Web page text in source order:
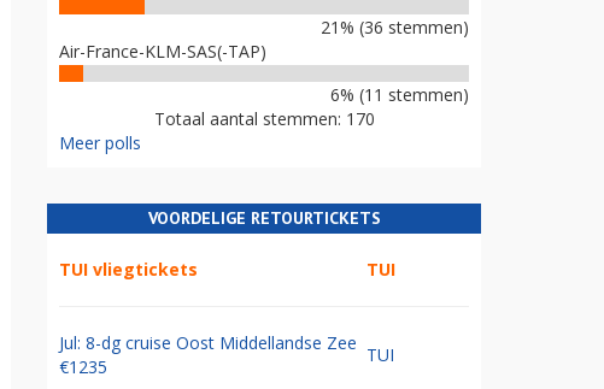
21% (36 stemmen)
Air-France-KLM-SAS(-TAP)
6% (11 stemmen)
Totaal aantal stemmen: 170
Meer polls
VOORDELIGE RETOURTICKETS
TUI vliegtickets TUI
Jul: 8-dg cruise Oost Middellandse Zee
€1235
TUI